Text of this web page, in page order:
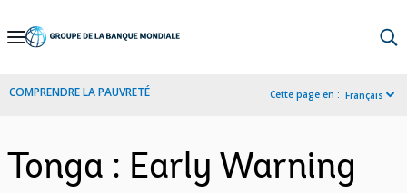
Skip
Navigation
COMPRENDRE LA PAUVRETÉ Cette page en : Français
Tonga : Early Warning